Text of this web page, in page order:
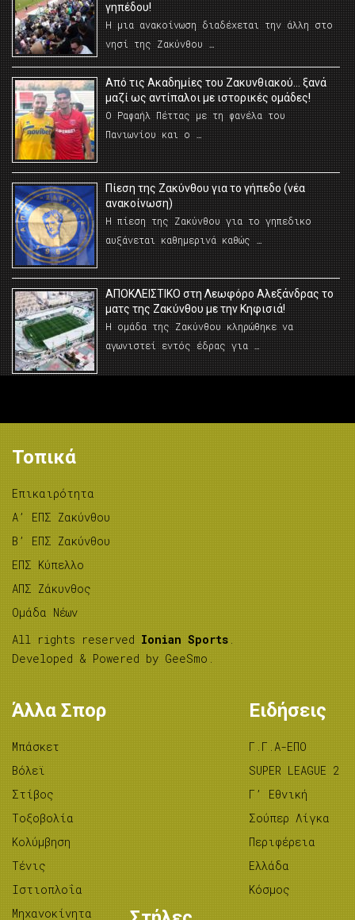
γηπέδου!
Η μια ανακοίνωση διαδέχεται την άλλη στο
νησί της Ζακύνθου …
Από τις Ακαδημίες του Ζακυνθιακού… ξανά
μαζί ως αντίπαλοι με ιστορικές ομάδες!
Ο Ραφαήλ Πέττας με τη φανέλα του
Πανιωνίου και ο …
Πίεση της Ζακύνθου για το γήπεδο (νέα
ανακοίνωση)
Η πίεση της Ζακύνθου για το γηπεδικο
αυξάνεται καθημερινά καθώς …
AΠΟΚΛΕΙΣΤΙΚΟ στη Λεωφόρο Αλεξάνδρας το
ματς της Ζακύνθου με την Κηφισιά!
Η ομάδα της Ζακύνθου κληρώθηκε να
αγωνιστεί εντός έδρας για …
Τοπικά
Επικαιρότητα
A’ ΕΠΣ Ζακύνθου
B’ ΕΠΣ Ζακύνθου
ΕΠΣ Κύπελλο
ΑΠΣ Ζάκυνθος
Ομάδα Νέων
All rights reserved Ionian Sports .
Developed & Powered by GeeSmo .
Άλλα Σπορ
Μπάσκετ
Βόλεϊ
Στίβος
Tοξοβολία
Κολύμβηση
Τένις
Ιστιοπλοΐα
Μηχανοκίνητα
Ειδήσεις
Γ.Γ.Α-ΕΠΟ
SUPER LEAGUE 2
Γ’ Εθνική
Σούπερ Λίγκα
Περιφέρεια
Ελλάδα
Κόσμος